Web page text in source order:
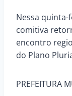
Nessa quinta-
comitiva
encontro
do Plano
PREFEITURA